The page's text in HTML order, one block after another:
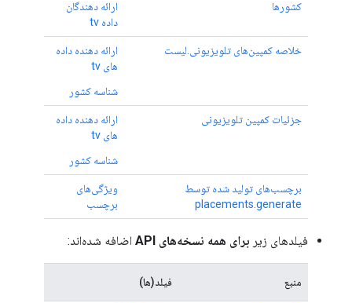
کشورها
ارائه دهندگان
داده tv
خلاصه کمپین‌های تلویزیونی.لیست
ارائه دهنده داده
های tv
شناسه کشور
جزئیات کمپین تلویزیونی
ارائه دهنده داده
های tv
شناسه کشور
برچسب‌های تولید شده توسط
placements.generate
ویژگی‌های
برچسب
فیلدهای زیر برای همه نسخه‌های API اضافه شده‌اند:
منبع فیلد(ها)